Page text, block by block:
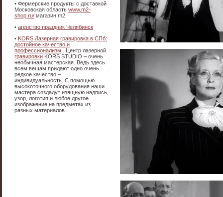
• Фермерские продукты с доставкой
Московская область www.m2-
shop.ru/ магазин m2.
• агенство праздник Челябинск
• KORS Лазерная гравировка в СПб:
достойное качество и
профессионализм . Центр лазерной
гравировки KORS STUDIO – очень
необычная мастерская. Ведь здесь
всем вещам придают одно очень
редкое качество –
индивидуальность. С помощью
высокоточного оборудования наши
мастера создадут изящную надпись,
узор, логотип и любое другое
изображение на предметах из
разных материалов.